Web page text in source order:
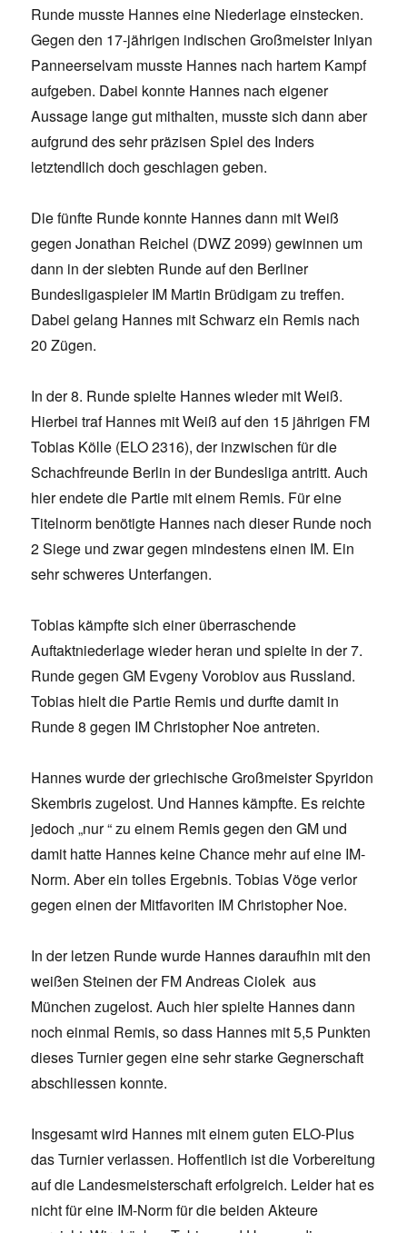
Runde musste Hannes eine Niederlage einstecken.
Gegen den 17-jährigen indischen Großmeister Iniyan
Panneerselvam musste Hannes nach hartem Kampf
aufgeben. Dabei konnte Hannes nach eigener
Aussage lange gut mithalten, musste sich dann aber
aufgrund des sehr präzisen Spiel des Inders
letztendlich doch geschlagen geben.
Die fünfte Runde konnte Hannes dann mit Weiß
gegen Jonathan Reichel (DWZ 2099) gewinnen um
dann in der siebten Runde auf den Berliner
Bundesligaspieler IM Martin Brüdigam zu treffen.
Dabei gelang Hannes mit Schwarz ein Remis nach
20 Zügen.
In der 8. Runde spielte Hannes wieder mit Weiß.
Hierbei traf Hannes mit Weiß auf den 15 jährigen FM
Tobias Kölle (ELO 2316), der inzwischen für die
Schachfreunde Berlin in der Bundesliga antritt. Auch
hier endete die Partie mit einem Remis. Für eine
Titelnorm benötigte Hannes nach dieser Runde noch
2 Siege und zwar gegen mindestens einen IM. Ein
sehr schweres Unterfangen.
Tobias kämpfte sich einer überraschende
Auftaktniederlage wieder heran und spielte in der 7.
Runde gegen GM Evgeny Vorobiov aus Russland.
Tobias hielt die Partie Remis und durfte damit in
Runde 8 gegen IM Christopher Noe antreten.
Hannes wurde der griechische Großmeister Spyridon
Skembris zugelost. Und Hannes kämpfte. Es reichte
jedoch „nur “ zu einem Remis gegen den GM und
damit hatte Hannes keine Chance mehr auf eine IM-
Norm. Aber ein tolles Ergebnis. Tobias Vöge verlor
gegen einen der Mitfavoriten IM Christopher Noe.
In der letzen Runde wurde Hannes daraufhin mit den
weißen Steinen der FM Andreas Ciolek aus
München zugelost. Auch hier spielte Hannes dann
noch einmal Remis, so dass Hannes mit 5,5 Punkten
dieses Turnier gegen eine sehr starke Gegnerschaft
abschliessen konnte.
Insgesamt wird Hannes mit einem guten ELO-Plus
das Turnier verlassen. Hoffentlich ist die Vorbereitung
auf die Landesmeisterschaft erfolgreich. Leider hat es
nicht für eine IM-Norm für die beiden Akteure